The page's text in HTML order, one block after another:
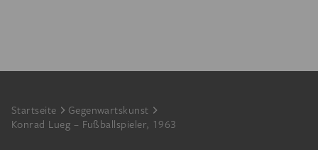
Footer
Startseite
Gegenwartskunst
Konrad Lueg – Fußballspieler, 1963